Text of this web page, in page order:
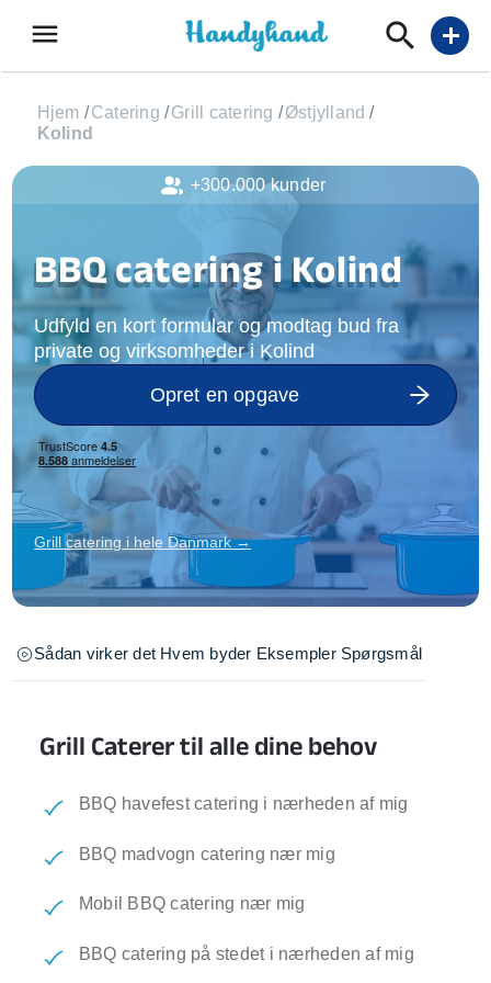
menu add
Hjem /Catering /Grill catering /Østjylland /
Kolind
BBQ catering i Kolind
Udfyld en kort formular og modtag bud fra
private og virksomheder i Kolind
Opret en opgave
Grill catering i hele Danmark →
Sådan virker det Hvem byder Eksempler Spørgsmål
Grill Caterer til alle dine behov
BBQ havefest catering i nærheden af mig
BBQ madvogn catering nær mig
Mobil BBQ catering nær mig
BBQ catering på stedet i nærheden af mig
+300.000 kunder